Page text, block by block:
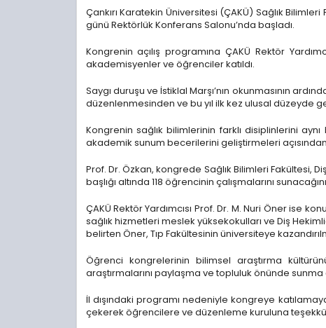
Çankırı Karatekin Üniversitesi (ÇAKÜ) Sağlık
günü Rektörlük Konferans Salonu’nda başladı.
Kongrenin açılış programına ÇAKÜ Rektör
akademisyenler ve öğrenciler katıldı.
Saygı duruşu ve İstiklal Marşı’nın okunmasının
düzenlenmesinden ve bu yıl ilk kez ulusal düzeyde
Kongrenin sağlık bilimlerinin farklı disiplinlerini
akademik sunum becerilerini geliştirmeleri
Prof. Dr. Özkan, kongrede Sağlık Bilimleri Fakültesi,
başlığı altında 118 öğrencinin çalışmalarını
ÇAKÜ Rektör Yardımcısı Prof. Dr. M. Nuri Öner ise
sağlık hizmetleri meslek yüksekokulları ve Diş
belirten Öner, Tıp Fakültesinin üniversiteye
Öğrenci kongrelerinin bilimsel araştırma
araştırmalarını paylaşma ve topluluk önünde sunma
İl dışındaki programı nedeniyle kongreye
çekerek öğrencilere ve düzenleme kuruluna